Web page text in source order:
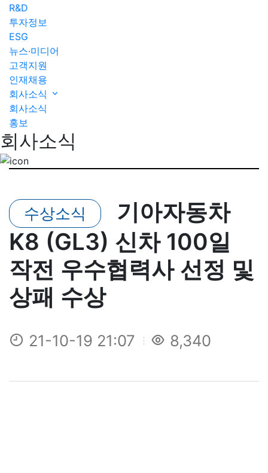
R&D
투자정보
ESG
뉴스·미디어
고객지원
인재채용
회사소식
회사소식
홍보
회사소식
수상소식
기아자동차
K8 (GL3) 신차 100일
작전 우수협력사 선정 및
상패 수상
21-10-19 21:07 8,340